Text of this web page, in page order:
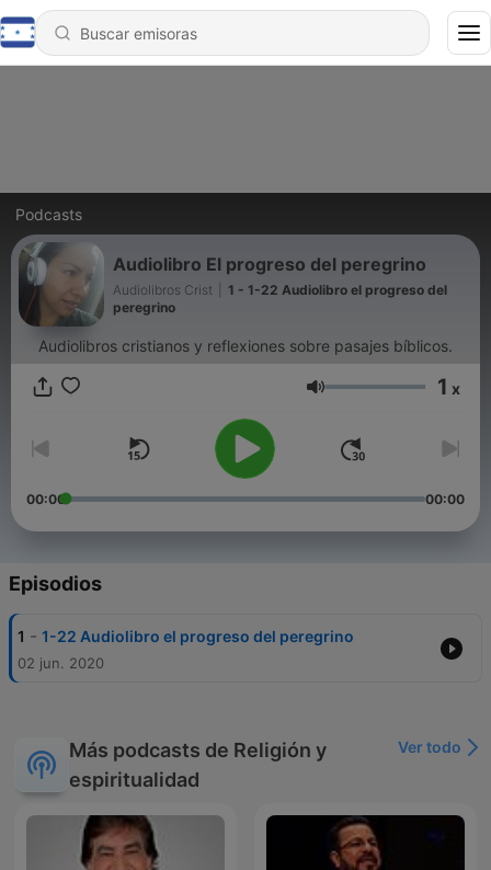
Podcasts
Audiolibro El progreso del peregrino
Audiolibros Crist
1 - 1-22 Audiolibro el progreso del
peregrino
Audiolibros cristianos y reflexiones sobre pasajes bíblicos.
Volumen 1 x
00:00 00:00
Episodios
1 - 1-22 Audiolibro el progreso del peregrino
02 jun. 2020
Más podcasts de Religión y
espiritualidad
Ver todo